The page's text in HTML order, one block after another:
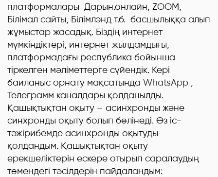
платформалары Дарын.онлайн, ZOOM,
Білімал сайты, Білімлэнд т.б. басшылыққа алып
жұмыстар жасадық. Біздің интернет
мүмкіндіктері, интернет жылдамдығы,
платформадағы республика бойынша
тіркелген мәліметтерге сүйендік. Кері
байланыс орнату мақсатында WhatsApp ,
Телеграмм каналдары қолданылды.
Қашықтықтан оқыту – асинхронды және
синхронды оқыту болып бөлінеді. Өз іс-
тәжірибемде асинхронды оқытуды
қолдандым. Қашықтықтан оқыту
ерекшеліктерін ескере отырып саралаудың
төмендегі тәсілдерін пайдаландым: